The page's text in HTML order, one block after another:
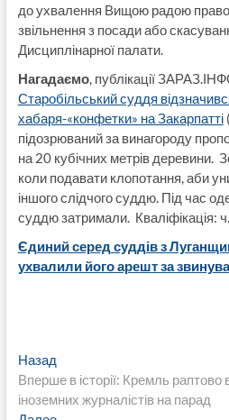
до ухвалення Вищою радою
звільнення з посади або
Дисциплінарної палати.
Нагадаємо, публікації
Старобільський суддя
хабаря-«конфетки» на Закарпатті
підозрюваний за винагороду
на 20 кубічних метрів деревини.
коли подавати клопотання, аби
іншого слідчого суддю. Під час
суддю затримали. Кваліфікація:
Єдиний серед суддів з
ухвалили його арешт за
Навигация
по
НазадПредыдущая
запись:
Вперше в історії: Кремль раптово
іноземних журналістів на парад